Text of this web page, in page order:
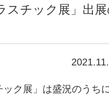
スチック展」出
ック展」は盛況のうち